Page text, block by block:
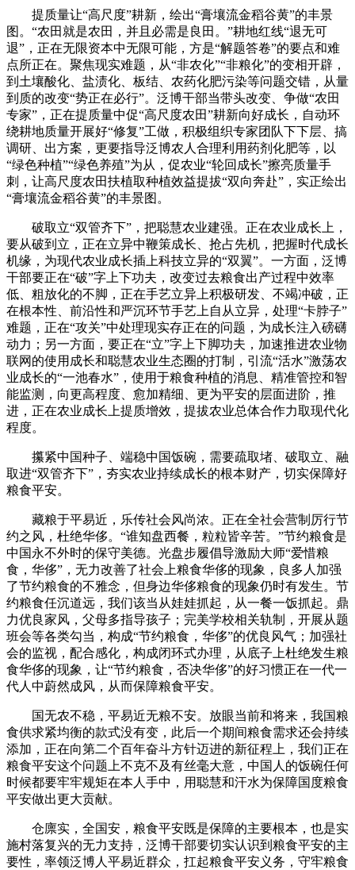
提质量让“高尺度”耕新，绘出“膏壤流金稻谷黄”的丰景
图。“农田就是农田，并且必需是良田。”耕地红线“退无可
退”，正在无限资本中无限可能，方是“解题答卷”的要点和难
点所正在。聚焦现实难题，从“非农化”“非粮化”的变相开辟，
到土壤酸化、盐渍化、板结、农药化肥污染等问题交错，从量
到质的改变“势正在必行”。泛博干部当带头改变、争做“农田
专家”，正在提质量中促“高尺度农田”耕新向好成长，自动环
绕耕地质量开展好“修复”工做，积极组织专家团队下下层、搞
调研、出方案，更要指导泛博农人合理利用药剂化肥等，以
“绿色种植”“绿色养殖”为从，促农业“轮回成长”擦亮质量手
刺，让高尺度农田扶植取种植效益提拔“双向奔赴”，实正绘出
“膏壤流金稻谷黄”的丰景图。
破取立“双管齐下”，把聪慧农业建强。正在农业成长上，
要从破到立，正在立异中鞭策成长、抢占先机，把握时代成长
机缘，为现代农业成长插上科技立异的“双翼”。一方面，泛博
干部要正在“破”字上下功夫，改变过去粮食出产过程中效率
低、粗放化的不脚，正在手艺立异上积极研发、不竭冲破，正
在根本性、前沿性和严沉环节手艺上自从立异，处理“卡脖子”
难题，正在“攻关”中处理现实存正在的问题，为成长注入磅礴
动力；另一方面，要正在“立”字上下脚功夫，加速推进农业物
联网的使用成长和聪慧农业生态圈的打制，引流“活水”激荡农
业成长的“一池春水”，使用于粮食种植的消息、精准管控和智
能监测，向更高程度、愈加精细、更为平安的层面进阶，推
进，正在农业成长上提质增效，提拔农业总体合作力取现代化
程度。
攥紧中国种子、端稳中国饭碗，需要疏取堵、破取立、融
取进“双管齐下”，夯实农业持续成长的根本财产，切实保障好
粮食平安。
藏粮于平易近，乐传社会风尚浓。正在全社会营制厉行节
约之风，杜绝华侈。“谁知盘西餐，粒粒皆辛苦。”节约粮食是
中国永不外时的保守美德。光盘步履倡导激励大师“爱惜粮
食，华侈”，无力改善了社会上粮食华侈的现象，良多人加强
了节约粮食的不雅念，但身边华侈粮食的现象仍时有发生。节
约粮食任沉道远，我们该当从娃娃抓起，从一餐一饭抓起。鼎
力优良家风，父母多指导孩子；完美学校相关轨制，开展从题
班会等各类勾当，构成“节约粮食，华侈”的优良风气；加强社
会的监视，配合感化，构成闭环式办理，从底子上杜绝发生粮
食华侈的现象，让“节约粮食，否决华侈”的好习惯正在一代一
代人中蔚然成风，从而保障粮食平安。
国无农不稳，平易近无粮不安。放眼当前和将来，我国粮
食供求紧均衡的款式没有变，此后一个期间粮食需求还会持续
添加，正在向第二个百年奋斗方针迈进的新征程上，我们正在
粮食平安这个问题上不克不及有丝毫大意，中国人的饭碗任何
时候都要牢牢规矩在本人手中，用聪慧和汗水为保障国度粮食
平安做出更大贡献。
仓廪实，全国安，粮食平安既是保障的主要根本，也是实
施村落复兴的无力支持，泛博干部要切实认识到粮食平安的主
要性，率领泛博人平易近群众，扛起粮食平安义务，守牢粮食